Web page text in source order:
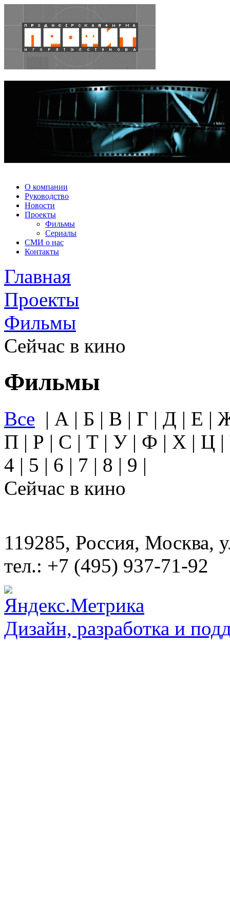
О компании
Руководство
Новости
Проекты
Фильмы
Сериалы
СМИ о нас
Контакты
Главная
Проекты
Фильмы
Сейчас в кино
Фильмы
Все | А | Б | В | Г | Д | Е |
П | Р | С | Т | У | Ф | Х | Ц |
4 | 5 | 6 | 7 | 8 | 9 |
Сейчас в кино
119285, Россия, Москва,
тел.: +7 (495) 937-71-92
Дизайн, разработка и